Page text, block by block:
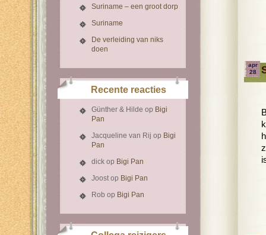
Suriname – een groot dorp
Suriname
De verleiding van niks
doen
Recente reacties
Günther & Hilde op Bigi
Pan
Jacqueline van Rij op Bigi
Pan
dick op Bigi Pan
Joostop Bigi Pan
Rob op Bigi Pan
apr
28